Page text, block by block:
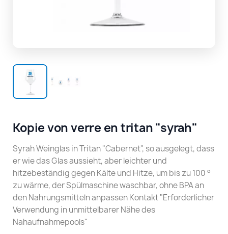
Kopie von verre en tritan "syrah"
Syrah Weinglas in Tritan "Cabernet", so ausgelegt, dass
er wie das Glas aussieht, aber leichter und
hitzebeständig gegen Kälte und Hitze, um bis zu 100 °
zu wärme, der Spülmaschine waschbar, ohne BPA an
den Nahrungsmitteln anpassen Kontakt "Erforderlicher
Verwendung in unmittelbarer Nähe des
Nahaufnahmepools"